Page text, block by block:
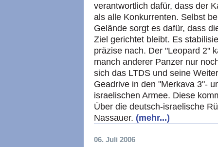
verantwortlich dafür, dass der
als alle Konkurrenten. Selbst
Gelände sorgt es dafür, dass
Ziel gerichtet bleibt. Es
präzise nach. Der "Leopard 2"
manch anderer Panzer nur
sich das LTDS und seine
Geadrive in den "Merkava 3"-
israelischen Armee. Diese
Über die deutsch-israelische
Nassauer. (mehr...)
06. Juli 2006